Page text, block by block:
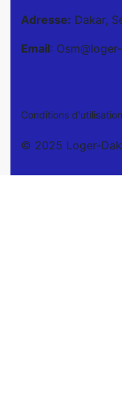
Adresse: Dakar,
Email:
Conditions d'utilisation
© 2025 Loger-